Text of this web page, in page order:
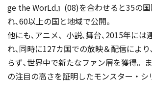
ge the WorLd』(08)を合わせると35の
れ､60以上の国と地域で公開。
他にも､アニメ、小説､舞台､2015年には
れ､同時に127カ国での放映＆配信によ
らず､世界中で新たなファン層を獲得。
の注目の高さを証明したモンスター・シ